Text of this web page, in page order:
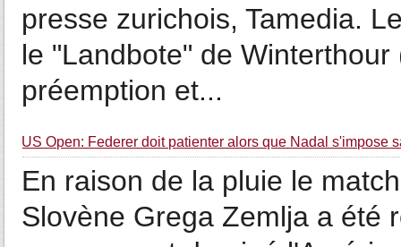
presse zurichois, Tamedia.
le "Landbote" de
préemption et...
US Open: Federer doit patienter alors que Nadal s'impose
En raison de la pluie le
Slovène Grega Zemlja a été